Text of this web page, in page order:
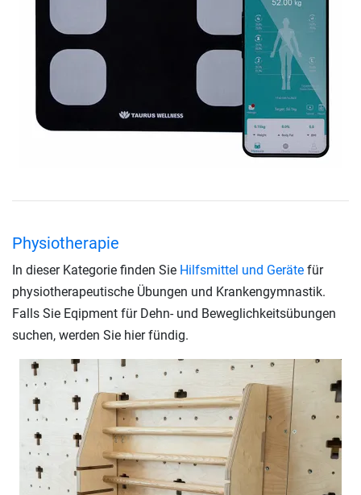
Physiotherapie
In dieser Kategorie finden Sie Hilfsmittel und Geräte für
physiotherapeutische Übungen und Krankengymnastik.
Falls Sie Eqipment für Dehn- und Beweglichkeitsübungen
suchen, werden Sie hier fündig.